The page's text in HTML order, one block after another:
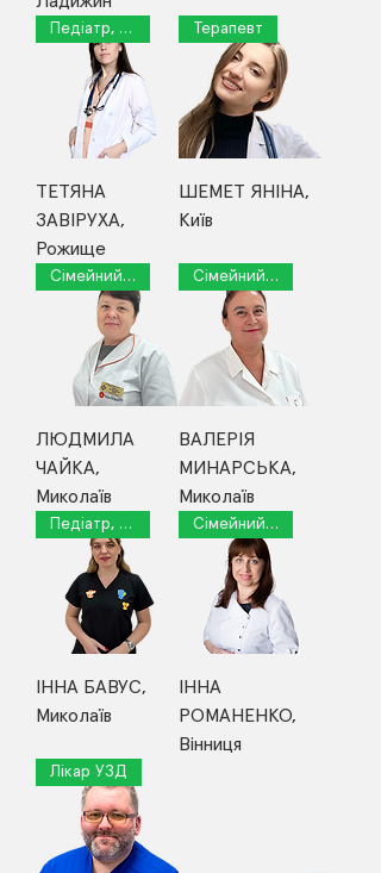
Педіатр, дитячий ендокринолог
ТЕТЯНА
ЗАВІРУХА,
Рожище
Терапевт
ШЕМЕТ ЯНІНА,
Київ
Сімейний лікар
ЛЮДМИЛА
ЧАЙКА,
Миколаїв
Сімейний лікар
ВАЛЕРІЯ
МИНАРСЬКА,
Миколаїв
Педіатр, сімейний лікар
ІННА БАВУС,
Миколаїв
Сімейний лікар
ІННА
РОМАНЕНКО,
Вінниця
Лікар УЗД